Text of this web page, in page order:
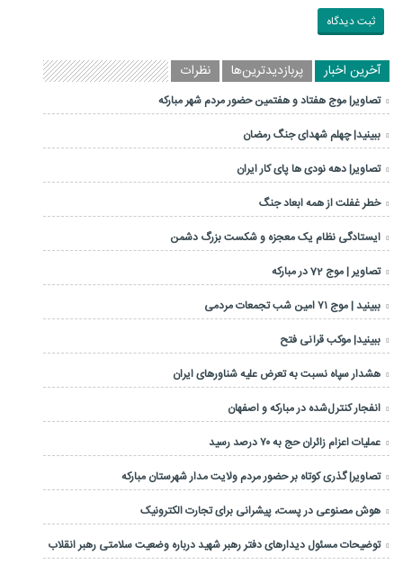
آخرین اخبار پربازدیدترین‌ها نظرات
تصاویر| موج هفتاد و هفتمین حضور مردم شهر مبارکه
ببینید| چهلم شهدای جنگ رمضان
تصاویر| دهه نودی ها پای کار ایران
خطر غفلت از همه ابعاد جنگ
ایستادگی نظام یک معجزه و شکست بزرگ دشمن
تصاویر | موج 72 در مبارکه
ببینید | موج ۷۱ امین شب تجمعات مردمی
ببینید| موکب قرآنی فتح
هشدار سپاه نسبت به تعرض علیه شناورهای ایران
انفجار کنترل‌شده در مبارکه و اصفهان
عملیات اعزام زائران حج به ۷۰ درصد رسید
تصاویر| گذری کوتاه بر حضور مردم ولایت مدار شهرستان مبارکه
هوش مصنوعی در پست، پیشرانی برای تجارت الکترونیک
توضیحات مسئول دیدارهای دفتر رهبر شهید درباره وضعیت سلامتی رهبر انقلاب